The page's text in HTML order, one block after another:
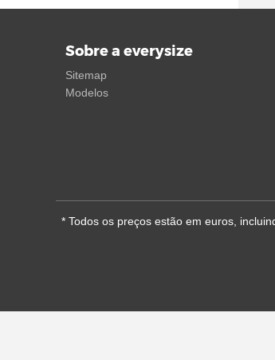
Sobre a everysize
Sitemap
Modelos
* Todos os preços estão em euros,